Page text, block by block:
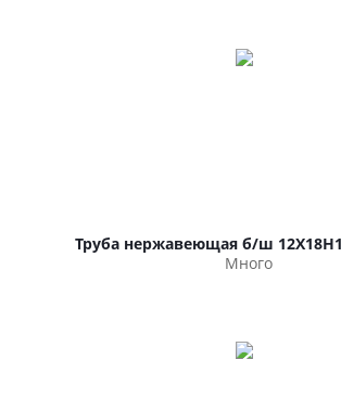
Труба нержавеющая б/ш
Много